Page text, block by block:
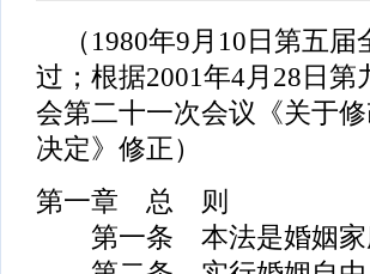
（1980年9月10日第五届
过；根据2001年4月28日
会第二十一次会议《关于
决定》修正）
第一章 总 则
第一条 本法是婚姻家